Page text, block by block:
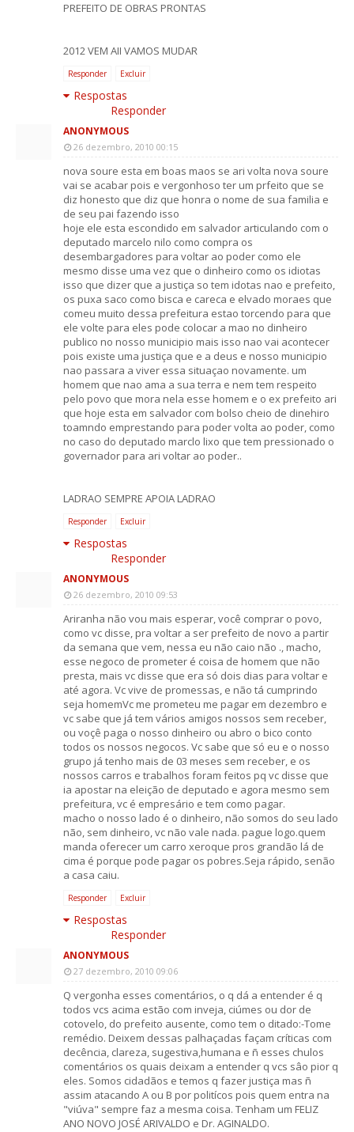
PREFEITO DE OBRAS PRONTAS
2012 VEM AII VAMOS MUDAR
Responder Excluir
Respostas
Responder
ANONYMOUS
26 dezembro, 2010 00:15
nova soure esta em boas maos se ari volta nova soure
vai se acabar pois e vergonhoso ter um prfeito que se
diz honesto que diz que honra o nome de sua familia e
de seu pai fazendo isso
hoje ele esta escondido em salvador articulando com o
deputado marcelo nilo como compra os
desembargadores para voltar ao poder como ele
mesmo disse uma vez que o dinheiro como os idiotas
isso que dizer que a justiça so tem idotas nao e prefeito,
os puxa saco como bisca e careca e elvado moraes que
comeu muito dessa prefeitura estao torcendo para que
ele volte para eles pode colocar a mao no dinheiro
publico no nosso municipio mais isso nao vai acontecer
pois existe uma justiça que e a deus e nosso municipio
nao passara a viver essa situaçao novamente. um
homem que nao ama a sua terra e nem tem respeito
pelo povo que mora nela esse homem e o ex prefeito ari
que hoje esta em salvador com bolso cheio de dinehiro
toamndo emprestando para poder volta ao poder, como
no caso do deputado marclo lixo que tem pressionado o
governador para ari voltar ao poder..
LADRAO SEMPRE APOIA LADRAO
Responder Excluir
Respostas
Responder
ANONYMOUS
26 dezembro, 2010 09:53
Ariranha não vou mais esperar, você comprar o povo,
como vc disse, pra voltar a ser prefeito de novo a partir
da semana que vem, nessa eu não caio não ., macho,
esse negoco de prometer é coisa de homem que não
presta, mais vc disse que era só dois dias para voltar e
até agora. Vc vive de promessas, e não tá cumprindo
seja homemVc me prometeu me pagar em dezembro e
vc sabe que já tem vários amigos nossos sem receber,
ou voçê paga o nosso dinheiro ou abro o bico conto
todos os nossos negocos. Vc sabe que só eu e o nosso
grupo já tenho mais de 03 meses sem receber, e os
nossos carros e trabalhos foram feitos pq vc disse que
ia apostar na eleição de deputado e agora mesmo sem
prefeitura, vc é empresário e tem como pagar.
macho o nosso lado é o dinheiro, não somos do seu lado
não, sem dinheiro, vc não vale nada. pague logo.quem
manda oferecer um carro xeroque pros grandão lá de
cima é porque pode pagar os pobres.Seja rápido, senão
a casa caiu.
Responder Excluir
Respostas
Responder
ANONYMOUS
27 dezembro, 2010 09:06
Q vergonha esses comentários, o q dá a entender é q
todos vcs acima estão com inveja, ciúmes ou dor de
cotovelo, do prefeito ausente, como tem o ditado:-Tome
remédio. Deixem dessas palhaçadas façam críticas com
decência, clareza, sugestiva,humana e ñ esses chulos
comentários os quais deixam a entender q vcs sâo pior q
eles. Somos cidadãos e temos q fazer justiça mas ñ
assim atacando A ou B por politícos pois quem entra na
"viúva" sempre faz a mesma coisa. Tenham um FELIZ
ANO NOVO JOSÉ ARIVALDO e Dr. AGINALDO.